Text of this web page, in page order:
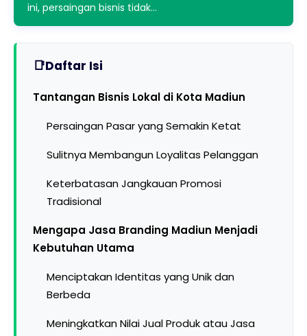
ini, persaingan bisnis tidak…
Daftar Isi
Tantangan Bisnis Lokal di Kota Madiun
Persaingan Pasar yang Semakin Ketat
Sulitnya Membangun Loyalitas Pelanggan
Keterbatasan Jangkauan Promosi
Tradisional
Mengapa Jasa Branding Madiun Menjadi
Kebutuhan Utama
Menciptakan Identitas yang Unik dan
Berbeda
Meningkatkan Nilai Jual Produk atau Jasa